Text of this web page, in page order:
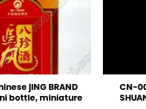
jING BRAND
bottle, miniature
CN-